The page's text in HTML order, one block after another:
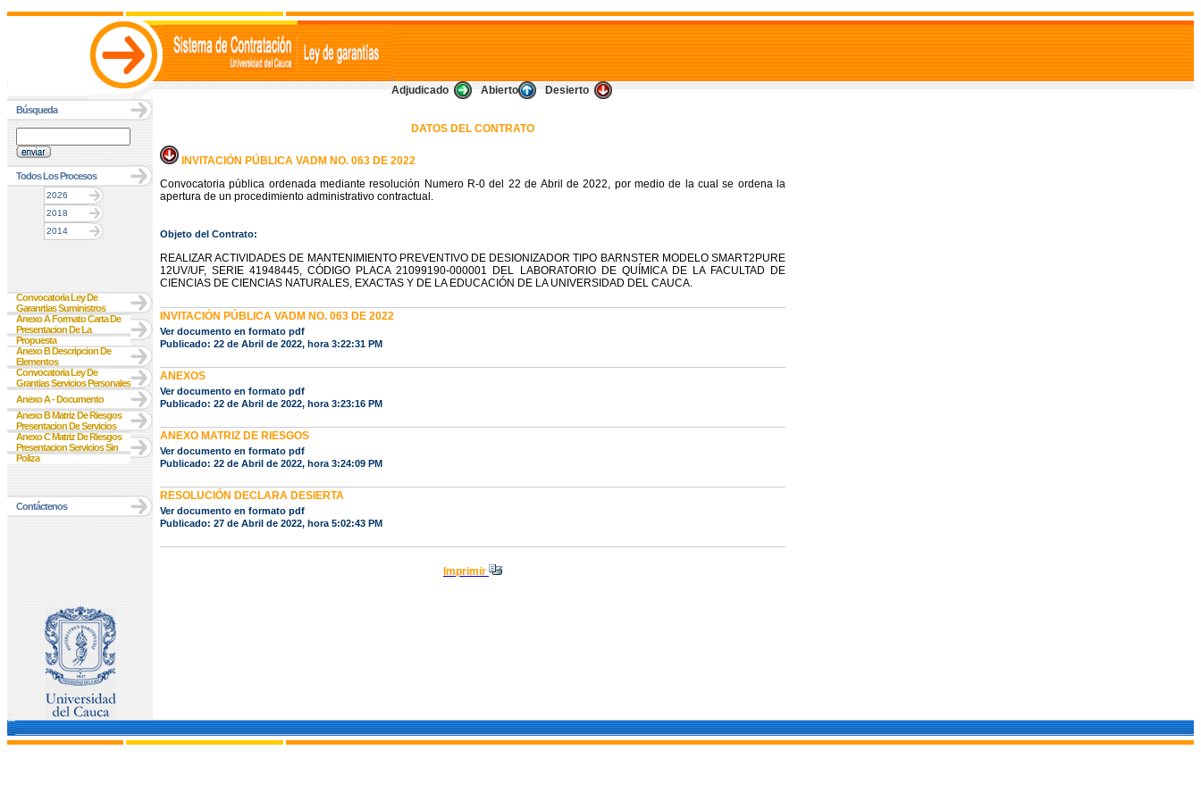
Adjudicado Abierto Desierto
Búsqueda
Todos Los Procesos
2026
2018
2014
Convocatoria Ley De
Garanrtias Suministros
Anexo A Formato Carta De
Presentacion De La
Propuesta
Anexo B Descripcion De
Elementos
Convocatoria Ley De
Grantias Servicios Personales
Anexo A - Documento
Anexo B Matriz De Riesgos
Presentacion De Servicios
Anexo C Matriz De Riesgos
Presentacion Servicios Sin
Poliza
Contáctenos
DATOS DEL CONTRATO
INVITACIÓN PÚBLICA VADM NO. 063 DE 2022
Convocatoria pública ordenada mediante resolución Numero R-0 del 22 de Abril de 2022, por medio de la cual se ordena la
apertura de un procedimiento administrativo contractual.
Objeto del Contrato:
REALIZAR ACTIVIDADES DE MANTENIMIENTO PREVENTIVO DE DESIONIZADOR TIPO BARNSTER MODELO SMART2PURE
12UV/UF, SERIE 41948445, CÓDIGO PLACA 21099190-000001 DEL LABORATORIO DE QUÍMICA DE LA FACULTAD DE
CIENCIAS DE CIENCIAS NATURALES, EXACTAS Y DE LA EDUCACIÓN DE LA UNIVERSIDAD DEL CAUCA.
INVITACIÓN PÚBLICA VADM NO. 063 DE 2022
Ver documento en formato pdf
Publicado: 22 de Abril de 2022, hora 3:22:31 PM
ANEXOS
Ver documento en formato pdf
Publicado: 22 de Abril de 2022, hora 3:23:16 PM
ANEXO MATRIZ DE RIESGOS
Ver documento en formato pdf
Publicado: 22 de Abril de 2022, hora 3:24:09 PM
RESOLUCIÓN DECLARA DESIERTA
Ver documento en formato pdf
Publicado: 27 de Abril de 2022, hora 5:02:43 PM
Imprimir